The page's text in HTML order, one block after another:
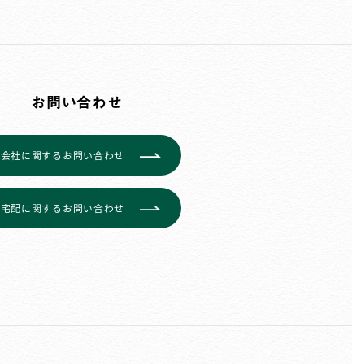
お問い合わせ
会社に関するお問い合わせ
宅配に関するお問い合わせ